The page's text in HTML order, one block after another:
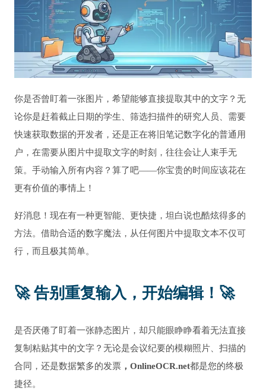
你是否曾盯着一张图片，希望能够直接提取其中的文字？无
论你是赶着截止日期的学生、筛选扫描件的研究人员、需要
快速获取数据的开发者，还是正在将旧笔记数字化的普通用
户，在需要从图片中提取文字的时刻，往往会让人束手无
策。手动输入所有内容？算了吧——你宝贵的时间应该花在
更有价值的事情上！
好消息！现在有一种更智能、更快捷，坦白说也酷炫得多的
方法。借助合适的数字魔法，从任何图片中提取文本不仅可
行，而且极其简单。
🚀 告别重复输入，开始编辑！🚀
是否厌倦了盯着一张静态图片，却只能眼睁睁看着无法直接
复制粘贴其中的文字？无论是会议纪要的模糊照片、扫描的
合同，还是数据繁多的发票 ，OnlineOCR.net都是您的终极
捷径。